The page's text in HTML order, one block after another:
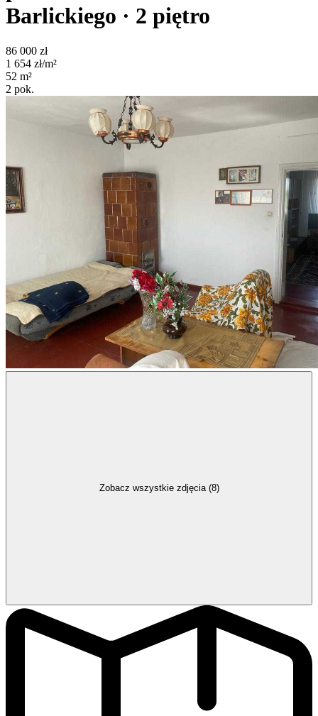
Barlickiego · 2 piętro
86 000 zł
1 654 zł/m²
52 m²
2 pok.
Zobacz wszystkie zdjęcia (8)